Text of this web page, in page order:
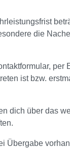
die
ist bzw.
dich über das